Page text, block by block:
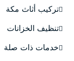
تركيب أثاث مكة
تنظيف الخزانات
خدمات ذات صلة